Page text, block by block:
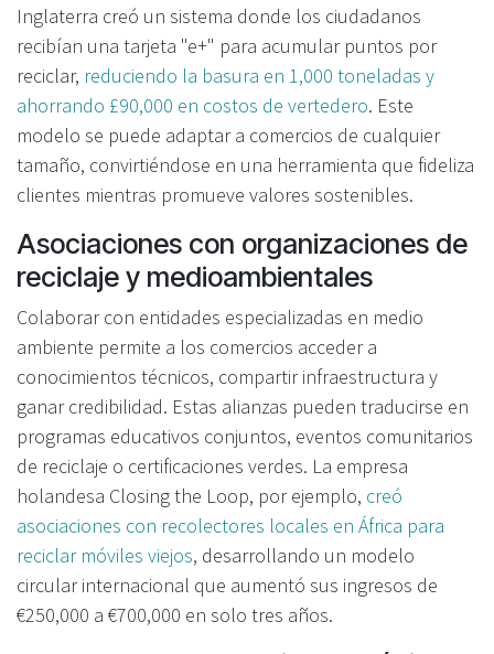
Inglaterra creó un sistema donde los ciudadanos
recibían una tarjeta "e+" para acumular puntos por
reciclar, reduciendo la basura en 1,000 toneladas y
ahorrando £90,000 en costos de vertedero. Este
modelo se puede adaptar a comercios de cualquier
tamaño, convirtiéndose en una herramienta que fideliza
clientes mientras promueve valores sostenibles.
Asociaciones con organizaciones de
reciclaje y medioambientales
Colaborar con entidades especializadas en medio
ambiente permite a los comercios acceder a
conocimientos técnicos, compartir infraestructura y
ganar credibilidad. Estas alianzas pueden traducirse en
programas educativos conjuntos, eventos comunitarios
de reciclaje o certificaciones verdes. La empresa
holandesa Closing the Loop, por ejemplo, creó
asociaciones con recolectores locales en África para
reciclar móviles viejos, desarrollando un modelo
circular internacional que aumentó sus ingresos de
€250,000 a €700,000 en solo tres años.